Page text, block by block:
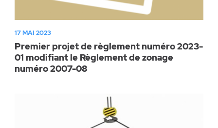
17 MAI 2023
Premier projet de règlement numéro 2023-
01 modifiant le Règlement de zonage
numéro 2007-08